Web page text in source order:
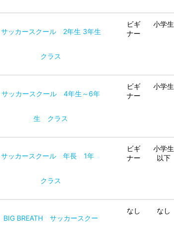
サッカースクール 2年生 3年生
クラス
ビギ
ナー
小学生
サッカースクール 4年生～6年
生 クラス
ビギ
ナー
小学生
サッカースクール 年長 1年
クラス
ビギ
ナー
小学生
以下
BIG BREATH サッカースクー
なし なし